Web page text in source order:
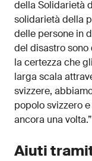
della Solidarietà
solidarietà della
delle persone in
del disastro
la certezza che
larga scala
svizzere,
popolo svizzero
ancora una volta.”
Aiuti